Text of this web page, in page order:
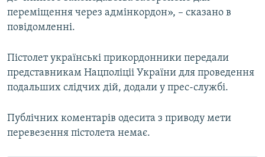
переміщення через адмінкордон», – сказано в
повідомленні.
Пістолет українські прикордонники передали
представникам Нацполіціі України для проведення
подальших слідчих дій, додали у прес-службі.
Публічних коментарів одесита з приводу мети
перевезення пістолета немає.